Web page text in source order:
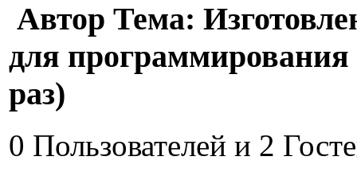
Автор Тема:
для
раз)
0 Пользователей и 2